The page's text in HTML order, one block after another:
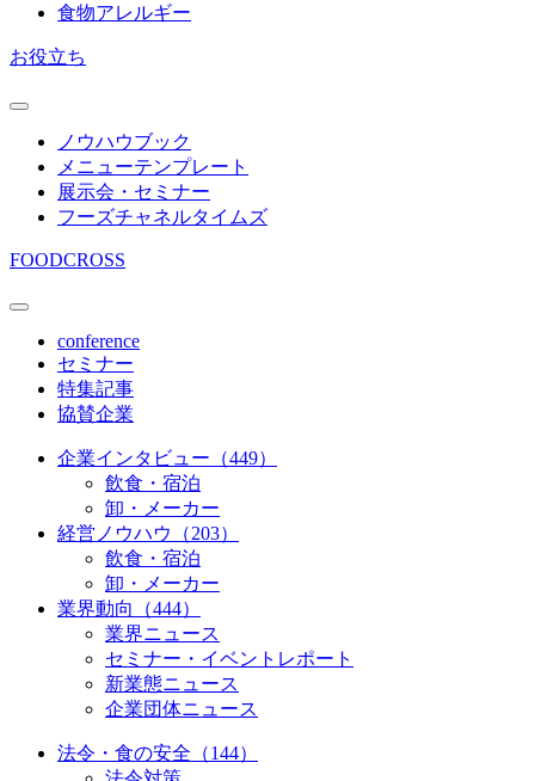
食物アレルギー
お役立ち
ノウハウブック
メニューテンプレート
展示会・セミナー
フーズチャネルタイムズ
FOODCROSS
conference
セミナー
特集記事
協賛企業
企業インタビュー（449）
飲食・宿泊
卸・メーカー
経営ノウハウ（203）
飲食・宿泊
卸・メーカー
業界動向（444）
業界ニュース
セミナー・イベントレポート
新業態ニュース
企業団体ニュース
法令・食の安全（144）